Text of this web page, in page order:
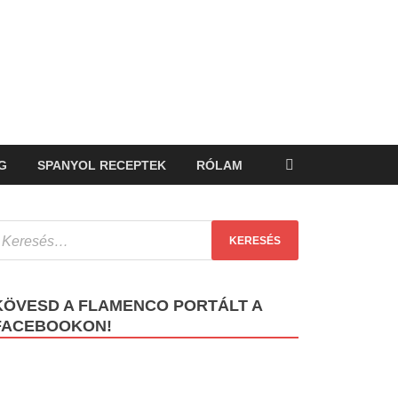
SPANYOL RECEPTEK RÓLAM
A FLAMENCO PORTÁLT A